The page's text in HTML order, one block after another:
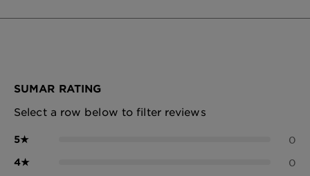
SUMAR RATING
Select a row below to filter reviews
5★ 0
4★ 0